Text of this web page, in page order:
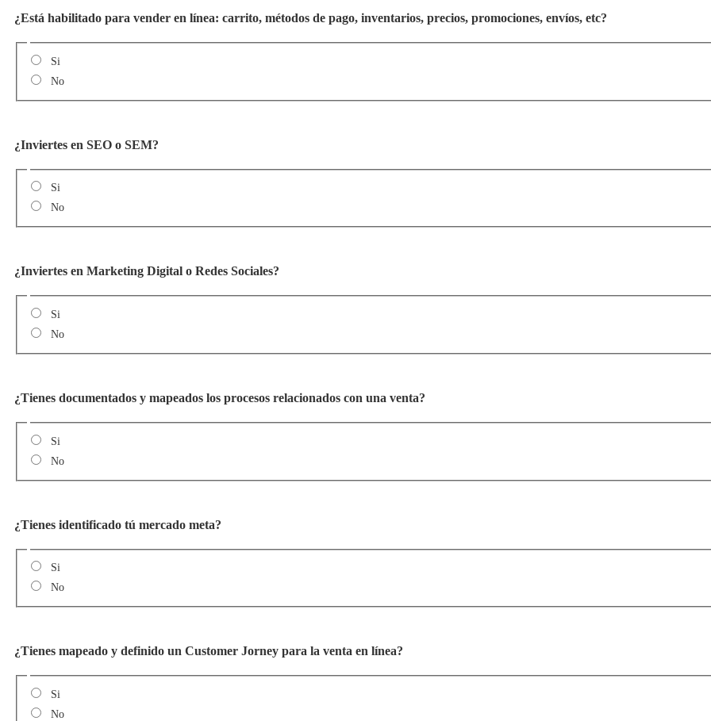
¿Está habilitado para vender en línea: carrito, métodos de pago, inventarios, precios, promociones, envíos, etc?
Si
No
¿Inviertes en SEO o SEM?
Si
No
¿Inviertes en Marketing Digital o Redes Sociales?
Si
No
¿Tienes documentados y mapeados los procesos relacionados con una venta?
Si
No
¿Tienes identificado tú mercado meta?
Si
No
¿Tienes mapeado y definido un Customer Jorney para la venta en línea?
Si
No